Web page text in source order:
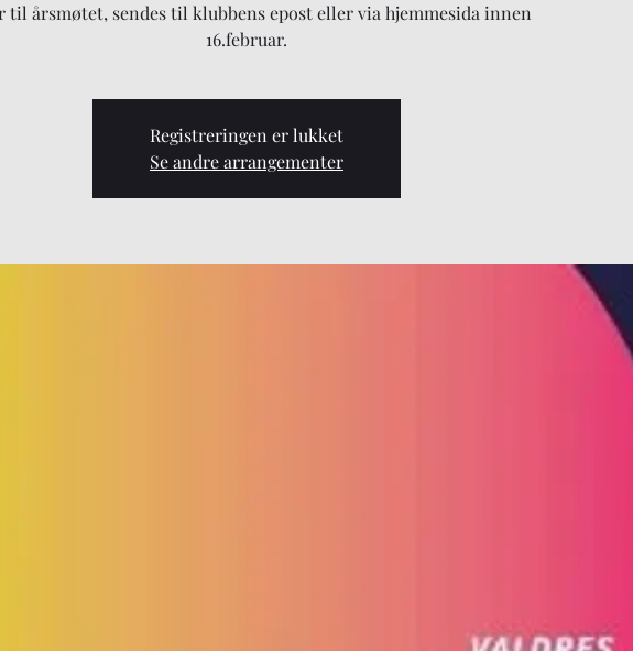
til årsmøtet, sendes til klubbens epost eller via hjemmesida innen
16.februar.
Registreringen er lukket
Se andre arrangementer